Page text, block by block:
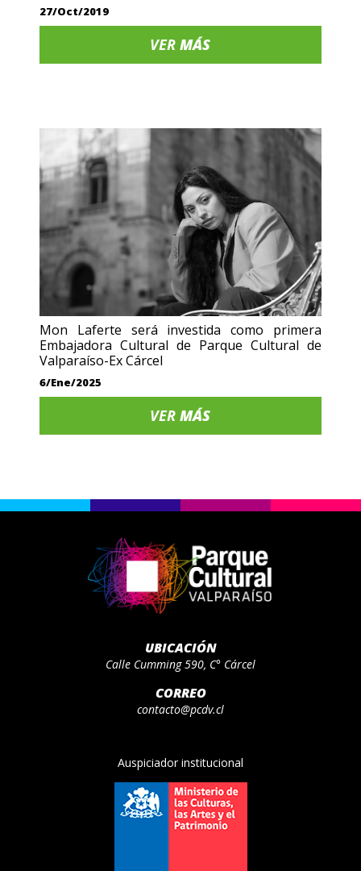
27/Oct/2019
VERMÁS
Mon Laferte será investida como primera
Embajadora Cultural de Parque Cultural de
Valparaíso-Ex Cárcel
6/Ene/2025
VERMÁS
UBICACIÓN
Calle Cumming 590, C° Cárcel
CORREO
contacto@pcdv.cl
Auspiciador institucional